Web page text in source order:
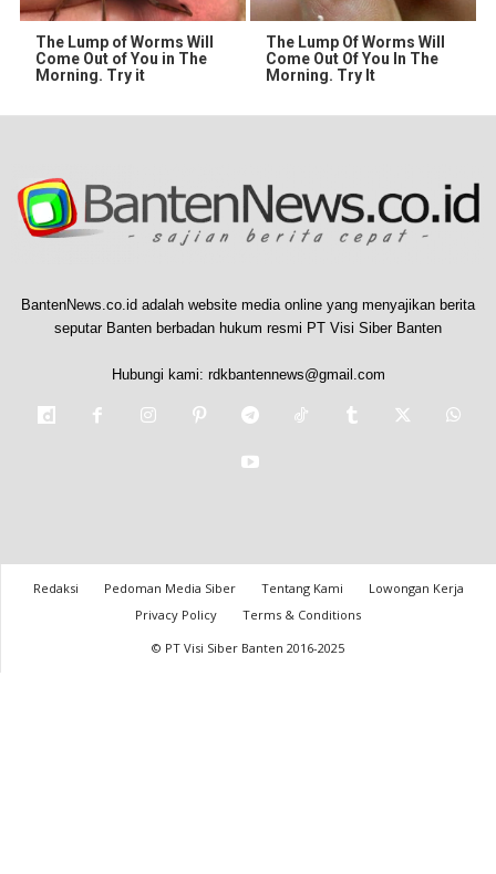
The Lump of Worms Will
Come Out of You in The
Morning. Try it
The Lump Of Worms Will
Come Out Of You In The
Morning. Try It
BantenNews.co.id adalah website media online yang menyajikan berita
seputar Banten berbadan hukum resmi PT Visi Siber Banten
Hubungi kami: rdkbantennews@gmail.com
Redaksi Pedoman Media Siber Tentang Kami
Lowongan Kerja
Privacy Policy
Terms & Conditions
© PT Visi Siber Banten 2016-2025